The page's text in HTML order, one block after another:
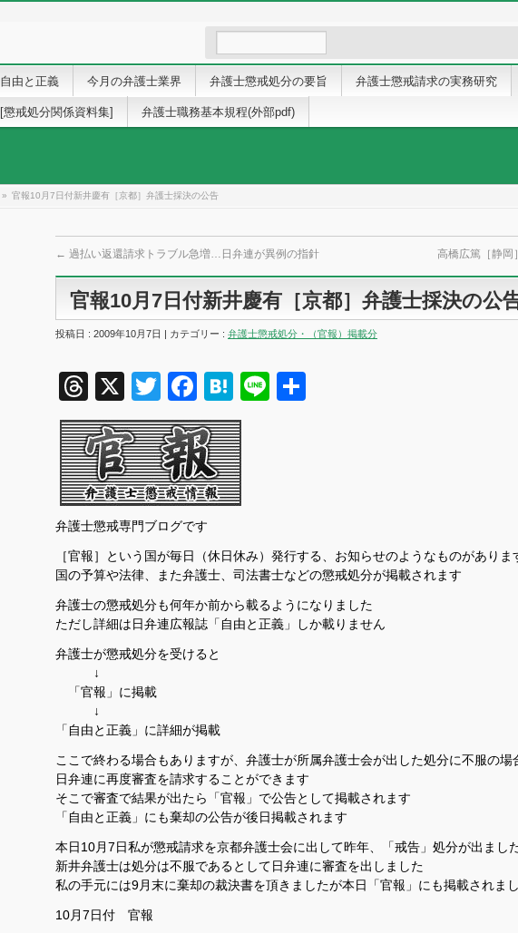
自由と正義 今月の弁護士業界 弁護士懲戒処分の要旨 弁護士懲戒請求の実務研究
[懲戒処分関係資料集] 弁護士職務基本規程(外部pdf)
» 官報10月7日付新井慶有［京都］弁護士採決の公告
← 過払い返還請求トラブル急増…日弁連が異例の指針 高橋広篤［静岡
官報10月7日付新井慶有［京都］弁護士採決の公
投稿日 : 2009年10月7日 | カテゴリー : 弁護士懲戒処分・（官報）掲載分
Threads
X TwitterFacebook
Hatena
Line
弁護士懲戒専門ブログです
［官報］という国が毎日（休日休み）発行する、お知らせのようなものがありま
国の予算や法律、また弁護士、司法書士などの懲戒処分が掲載されます
弁護士の懲戒処分も何年か前から載るようになりました
ただし詳細は日弁連広報誌「自由と正義」しか載りません
弁護士が懲戒処分を受けると
↓
「官報」に掲載
↓
「自由と正義」に詳細が掲載
ここで終わる場合もありますが、弁護士が所属弁護士会が出した処分に不服の場
日弁連に再度審査を請求することができます
そこで審査で結果が出たら「官報」で公告として掲載されます
「自由と正義」にも棄却の公告が後日掲載されます
本日10月7日私が懲戒請求を京都弁護士会に出して昨年、「戒告」処分が出まし
新井弁護士は処分は不服であるとして日弁連に審査を出しました
私の手元には9月末に棄却の裁決書を頂きましたが本日「官報」にも掲載されま
10月7日付 官報